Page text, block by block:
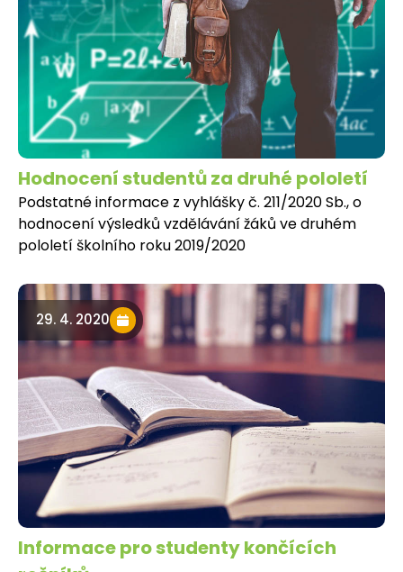
Hodnocení studentů za druhé pololetí
Podstatné informace z vyhlášky č. 211/2020 Sb., o
hodnocení výsledků vzdělávání žáků ve druhém
pololetí školního roku 2019/2020
29. 4. 2020
Informace pro studenty končících